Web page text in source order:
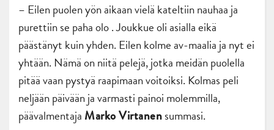
– Eilen puolen yön aikaan vielä kateltiin nauhaa ja
purettiin se paha olo . Joukkue oli asialla eikä
päästänyt kuin yhden. Eilen kolme av-maalia ja nyt ei
yhtään. Nämä on niitä pelejä, jotka meidän puolella
pitää vaan pystyä raapimaan voitoiksi. Kolmas peli
neljään päivään ja varmasti painoi molemmilla,
päävalmentaja Marko Virtanensummasi.